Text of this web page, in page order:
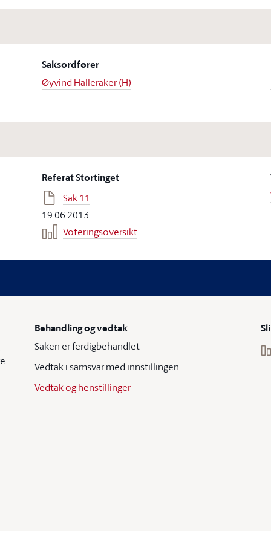
Saksordfører
Øyvind Halleraker (H)
Referat Stortinget
Sak 11
19.06.2013
Voteringsoversikt
Behandling og vedtak
Saken er ferdigbehandlet
Vedtak i samsvar med innstillingen
Vedtak og henstillinger